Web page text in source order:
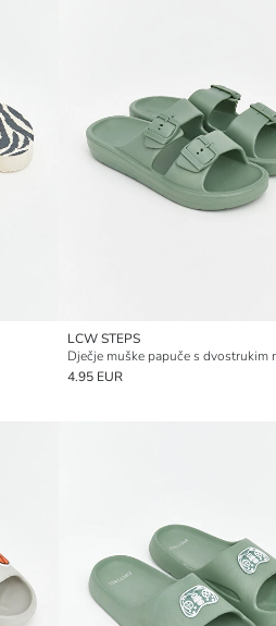
LCW STEPS
4.95 EUR